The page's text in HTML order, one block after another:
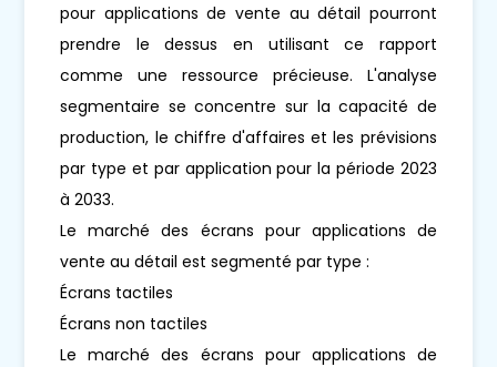
pour applications de vente au détail pourront
prendre le dessus en utilisant ce rapport
comme une ressource précieuse. L'analyse
segmentaire se concentre sur la capacité de
production, le chiffre d'affaires et les prévisions
par type et par application pour la période 2023
à 2033.
Le marché des écrans pour applications de
vente au détail est segmenté par type :
Écrans tactiles
Écrans non tactiles
Le marché des écrans pour applications de